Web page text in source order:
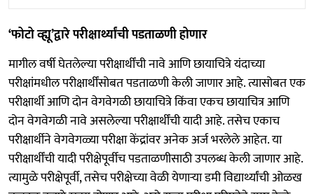
‘फोटो व्ह्यू’द्वारे परीक्षार्थ्यांची पडताळणी होणार
मागील वर्षी घेतलेल्या परीक्षार्थींची नावे आणि छायाचित्रे यंदाच्या
परीक्षांमधील परीक्षार्थींसोबत पडताळणी केली जाणार आहे. त्यासोबत एक
परीक्षार्थी आणि दोन वेगवेगळी छायाचित्रे किंवा एकच छायाचित्र आणि
दोन वेगवेगळी नावे असलेल्या परीक्षार्थींची यादी आहे. तसेच एकाच
परीक्षार्थीने वेगवेगळ्या परीक्षा केंद्रांवर अनेक अर्ज भरलेले आहेत. या
परीक्षार्थींची यादी परीक्षेपूर्वीच पडताळणीसाठी उपलब्ध केली जाणार आहे.
त्यामुळे परीक्षेपूर्वी, तसेच परीक्षेच्या वेळी येणाऱ्या डमी विद्यार्थ्यांची ओळख